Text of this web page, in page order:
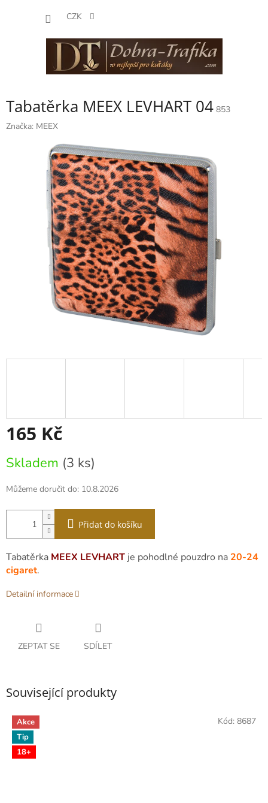
CZK
Tabatěrka MEEX LEVHART 04 853
Značka: MEEX
165 Kč
cena:
Skladem (3 ks)
Můžeme doručit do: 10.8.2026
Přidat do košíku
Tabatěrka MEEX LEVHARTje pohodlné pouzdro na 20-24
cigaret.
Detailní informace
ZEPTAT SE SDÍLET
Související produkty
Akce
Tip
18+
Kód: 8687